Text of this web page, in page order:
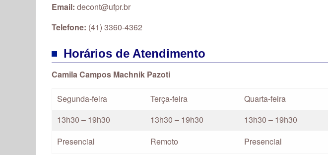
Email: decont@ufpr.br
Telefone: (41) 3360-4362
Horários de Atendimento
Camila Campos Machnik Pazoti
Segunda-feira Terça-feira Quarta-feira
13h30 – 19h30
13h30 – 19h30 13h30 – 19h30
Presencial
Remoto Presencial